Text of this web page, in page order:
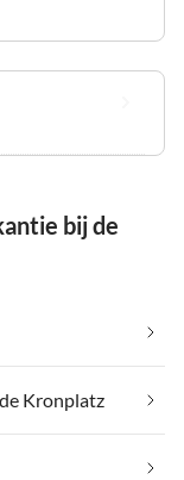
bij de
Kronplatz